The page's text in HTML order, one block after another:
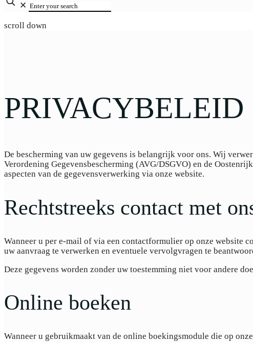
✕
scroll down
PRIVACYBELEID
De bescherming van uw gegevens is belangrijk voor ons. Wij
Verordening Gegevensbescherming (AVG/DSGVO) en de
aspecten van de gegevensverwerking via onze website.
Rechtstreeks contact met
Wanneer u per e-mail of via een contactformulier op onze website
uw aanvraag te verwerken en eventuele vervolgvragen te
Deze gegevens worden zonder uw toestemming niet voor andere
Online boeken
Wanneer u gebruikmaakt van de online boekingsmodule die op